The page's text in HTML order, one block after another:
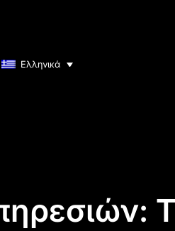
Ελληνικά